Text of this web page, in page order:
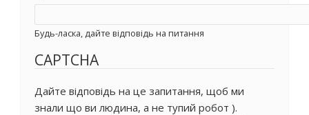
Будь-ласка, дайте відповідь на питання
CAPTCHA
Дайте відповідь на це запитання, щоб ми
знали що ви людина, а не тупий робот ).